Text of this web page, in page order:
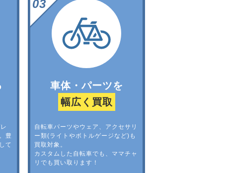
豊
て
車体・パーツを
幅広く買取
自転車パーツやウェア、アクセサリ
ー類(ライトやボトルゲージなど)も
買取対象。
カスタムした自転車でも、ママチャ
リでも買い取ります！